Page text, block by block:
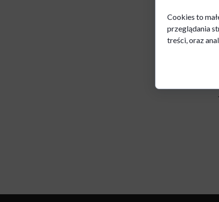
Cookies to
przeglądania
treści, oraz